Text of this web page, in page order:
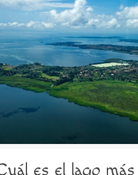
es el lago más